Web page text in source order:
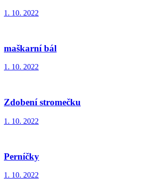
1. 10. 2022
maškarní bál
1. 10. 2022
Zdobení stromečku
1. 10. 2022
Perníčky
1. 10. 2022